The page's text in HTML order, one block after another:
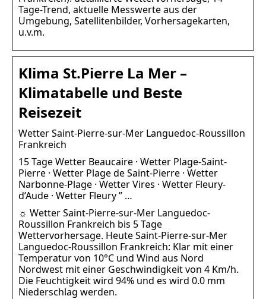
Tage-Trend, aktuelle Messwerte aus der
Umgebung, Satellitenbilder, Vorhersagekarten,
u.v.m.
Klima St.Pierre La Mer –
Klimatabelle und Beste
Reisezeit
Wetter Saint-Pierre-sur-Mer Languedoc-Roussillon
Frankreich
15 Tage Wetter Beaucaire · Wetter Plage-Saint-
Pierre · Wetter Plage de Saint-Pierre · Wetter
Narbonne-Plage · Wetter Vires · Wetter Fleury-
d’Aude · Wetter Fleury ” …
☼ Wetter Saint-Pierre-sur-Mer Languedoc-
Roussillon Frankreich bis 5 Tage
Wettervorhersage. Heute Saint-Pierre-sur-Mer
Languedoc-Roussillon Frankreich: Klar mit einer
Temperatur von 10°C und Wind aus Nord
Nordwest mit einer Geschwindigkeit von 4 Km/h.
Die Feuchtigkeit wird 94% und es wird 0.0 mm
Niederschlag werden.